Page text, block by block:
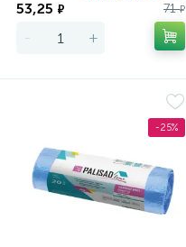
53,25 ₽ 71₽
- +
-25%